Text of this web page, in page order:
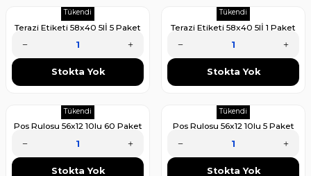
Tükendi
Terazi Etiketi 58x40 5lİ 5 Paket
885,62 TL
Stokta Yok
Tükendi
Terazi Etiketi 58x40 5lİ 1 Paket
178,13 TL
Stokta Yok
Tükendi
Pos Rulosu 56x12 10lu 60 Paket
(Koli)
Stokta Yok
Tükendi
Pos Rulosu 56x12 10lu 5 Paket
Stokta Yok